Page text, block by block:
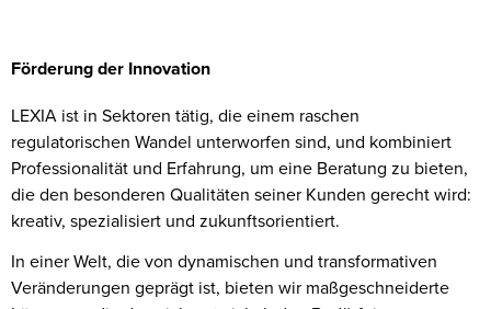
Förderung der Innovation
LEXIA ist in Sektoren tätig, die einem raschen
regulatorischen Wandel unterworfen sind, und kombiniert
Professionalität und Erfahrung, um eine Beratung zu bieten,
die den besonderen Qualitäten seiner Kunden gerecht wird:
kreativ, spezialisiert und zukunftsorientiert.
In einer Welt, die von dynamischen und transformativen
Veränderungen geprägt ist, bieten wir maßgeschneiderte